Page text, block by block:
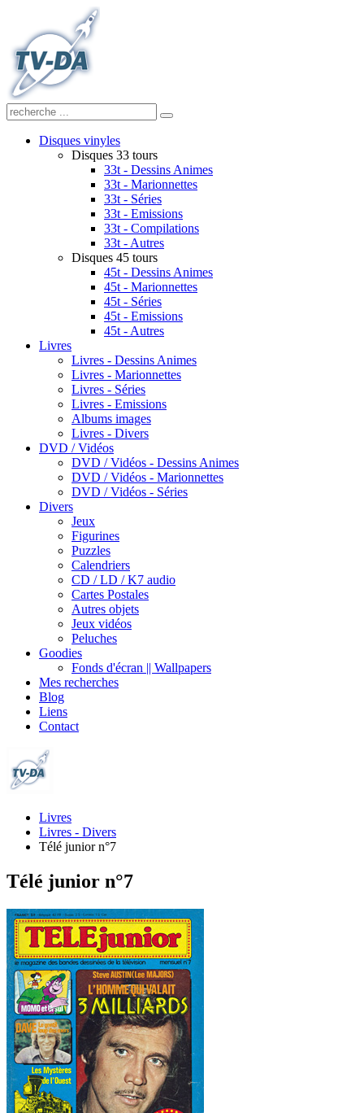
Disques vinyles
Disques 33 tours
33t - Dessins Animes
33t - Marionnettes
33t - Séries
33t - Emissions
33t - Compilations
33t - Autres
Disques 45 tours
45t - Dessins Animes
45t - Marionnettes
45t - Séries
45t - Emissions
45t - Autres
Livres
Livres - Dessins Animes
Livres - Marionnettes
Livres - Séries
Livres - Emissions
Albums images
Livres - Divers
DVD / Vidéos
DVD / Vidéos - Dessins Animes
DVD / Vidéos - Marionnettes
DVD / Vidéos - Séries
Divers
Jeux
Figurines
Puzzles
Calendriers
CD / LD / K7 audio
Cartes Postales
Autres objets
Jeux vidéos
Peluches
Goodies
Fonds d'écran || Wallpapers
Mes recherches
Blog
Liens
Contact
Livres
Livres - Divers
Télé junior n°7
Télé junior n°7